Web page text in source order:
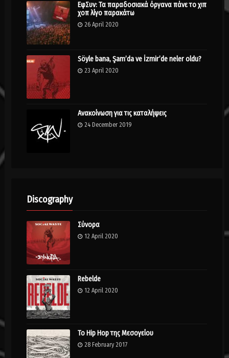
ΕφΣυν: Τα παραδοσιακά όργανα πάνε το χιπ
χοπ λίγο παρακάτω
26 April 2020
Söyle bana, Şam’da ve İzmir’de neler oldu?
23 April 2020
Ανακοίνωση για τις καταλήψεις
24 December 2019
Discography
Σύνορα
12 April 2020
Rebelde
12 April 2020
Το Hip Hop της Μεσογείου
28 February 2017